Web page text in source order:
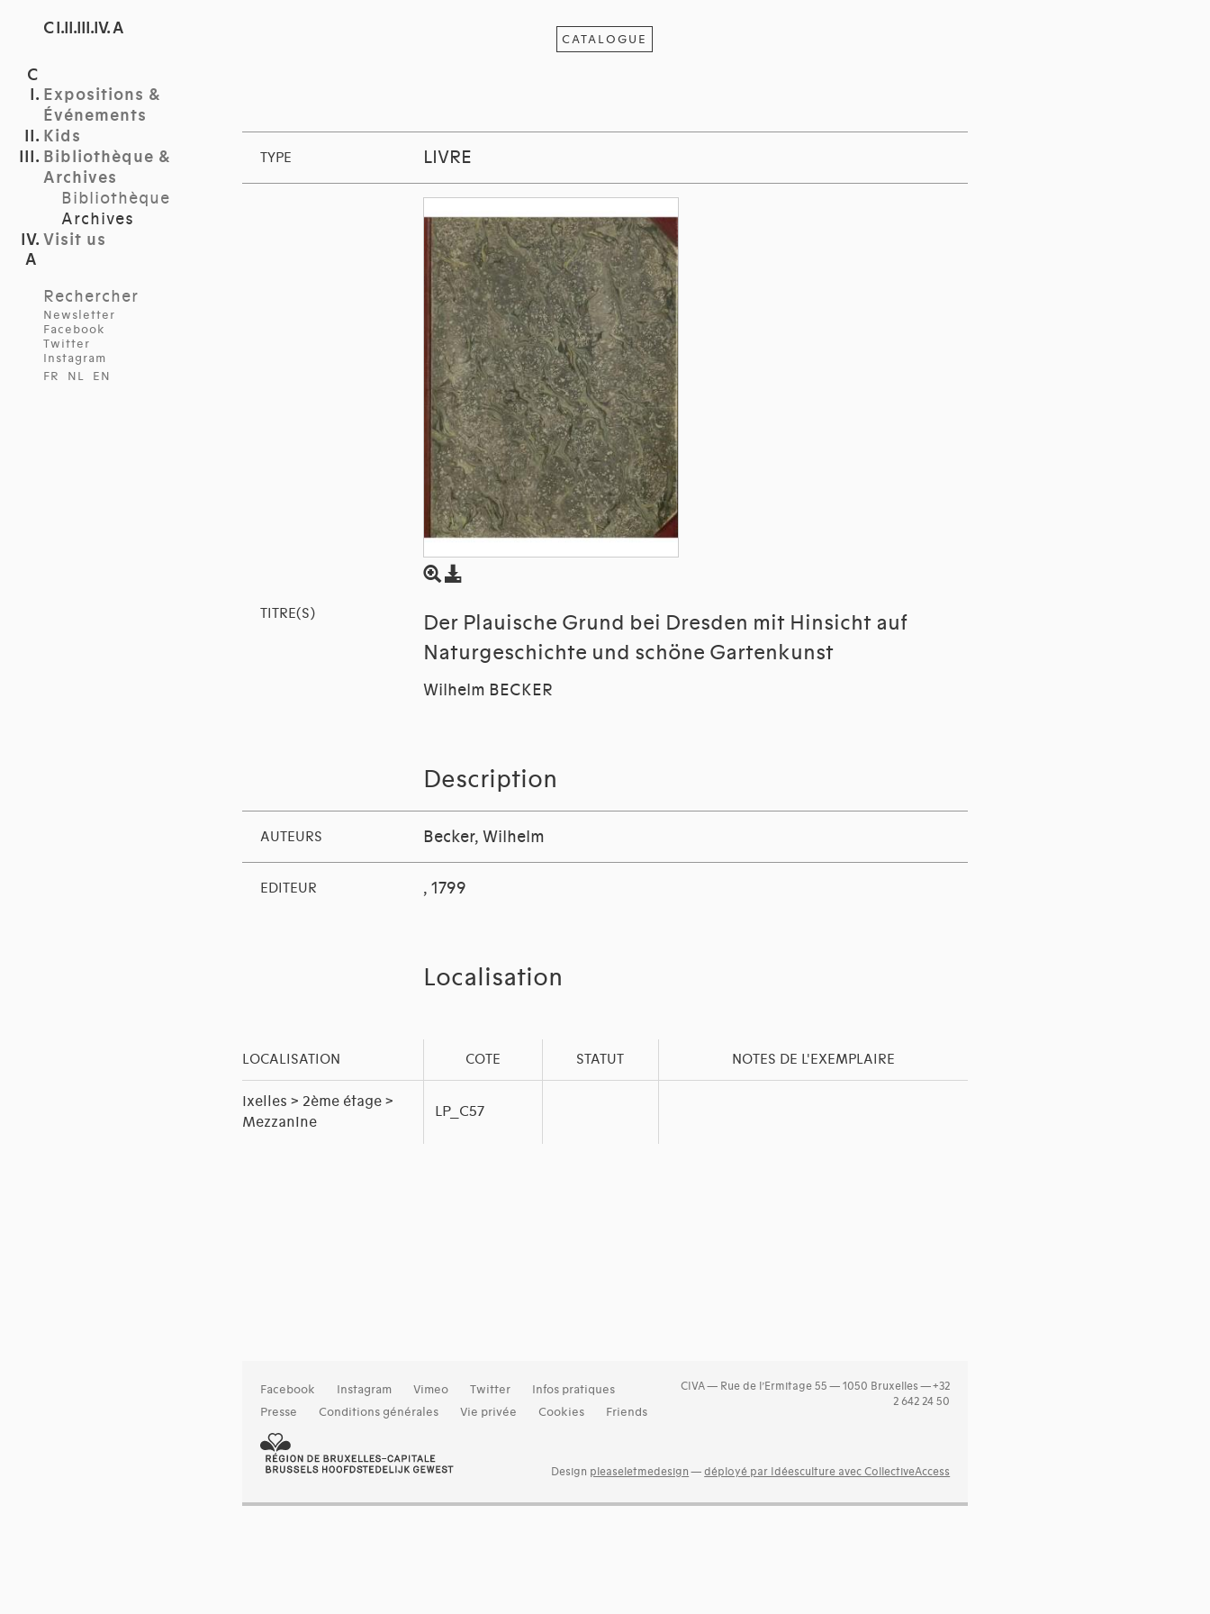
C I.II.III.IV. A
Expositions &
Événements
Kids
Bibliothèque &
Archives
Bibliothèque
Archives
Visit us
Rechercher
Newsletter
Facebook
Twitter
Instagram
FR
NL EN
CATALOGUE
TYPE LIVRE
TITRE(S)
Der Plauische Grund bei Dresden mit Hinsicht auf
Naturgeschichte und schöne Gartenkunst
Wilhelm BECKER
Description
AUTEURS Becker, Wilhelm
EDITEUR , 1799
Localisation
LOCALISATION COTE STATUT NOTES DE L'EXEMPLAIRE
Ixelles > 2ème étage >
Mezzanine
LP_C57
Facebook Instagram Vimeo Twitter
Infos pratiques
Presse
Conditions générales Vie privée Cookies Friends
CIVA — Rue de l’Ermitage 55 — 1050 Bruxelles — +32
2 642 24 50
Design pleaseletmedesign —déployé par Idéesculture avec CollectiveAccess